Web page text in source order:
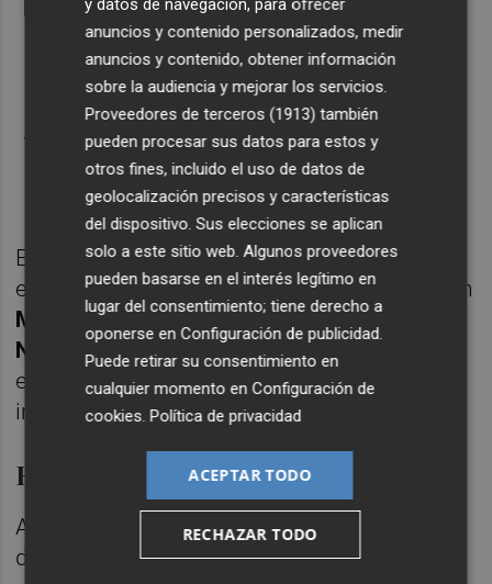
con colas naturales y, si es necesario,
resinas sintéticas.
Reintegración volumétrica de faltantes
con injertos de madera o masillas.
Replicación en 3D de elementos
decorativos de los escudos con material
plástico.
Estos trabajos serán realizados por las
especialistas en conservación y restauración
Mara Peiró Ronda, Carolina Mai Cerovaz y
Nuria Gil Ortuño
. Una vez finalizados, se
elaborará una memoria completa de la
intervención.
Recuperar el patrimonio local
Alejandro Clausell ha subrayado la "apuesta
del Gobierno provincial por recuperar el
anuncios y contenido personalizados, medir
anuncios y contenido, obtener información
sobre la audiencia y mejorar los servicios.
Proveedores de terceros (1913) también
pueden procesar sus datos para estos y
otros fines, incluido el uso de datos de
geolocalización precisos y características
del dispositivo. Sus elecciones se aplican
solo a este sitio web. Algunos proveedores
pueden basarse en el interés legítimo en
lugar del consentimiento; tiene derecho a
oponerse enConfiguración de publicidad
Puede retirar su consentimiento en
cualquier momento enConfiguración de
cookies .Política de privacidad
ACEPTAR TODO
RECHAZAR TODO